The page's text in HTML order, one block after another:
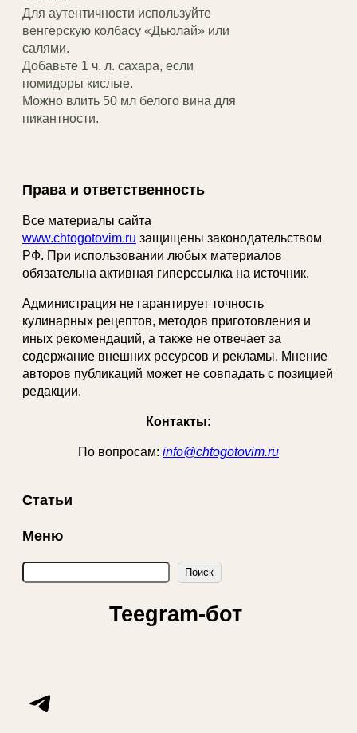
Для аутентичности используйте
венгерскую колбасу «Дьюлай» или
салями.
Добавьте 1 ч. л. сахара, если
помидоры кислые.
Можно влить 50 мл белого вина для
пикантности.
Права и ответственность
Все материалы сайта
www.chtogotovim.ru защищены законодательством
РФ. При использовании любых материалов
обязательна активная гиперссылка на источник.
Администрация не гарантирует точность
кулинарных рецептов, методов приготовления и
иных рекомендаций, а также не отвечает за
содержание внешних ресурсов и рекламы. Мнение
авторов публикаций может не совпадать с позицией
редакции.
Контакты:
По вопросам: info@chtogotovim.ru
Статьи
Меню
П
о
с
Поиск
Teegram-бот
Telegram